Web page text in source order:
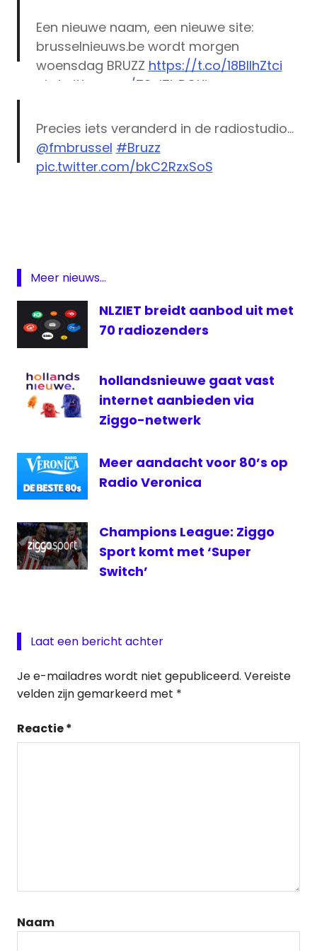
Een nieuwe naam, een nieuwe site:
brusselnieuws.be wordt morgen
woensdag BRUZZ https://t.co/18BIIhZtci
pic.twitter.com/T8cj7bBGXj
— BRUZZ (@BRUZZbe)April 19, 2016
Precies iets veranderd in de radiostudio…
@fmbrussel #Bruzz
pic.twitter.com/bkC2RzxSoS
online
televisie
Meer nieuws...
NLZIET breidt aanbod uit met
70 radiozenders
hollandsnieuwe gaat vast
internet aanbieden via
Ziggo-netwerk
Meer aandacht voor 80’s op
Radio Veronica
Champions League: Ziggo
Sport komt met ‘Super
Switch’
Laat een bericht achter
Je e-mailadres wordt niet gepubliceerd. Vereiste
velden zijn gemarkeerd met *
Reactie*
Naam